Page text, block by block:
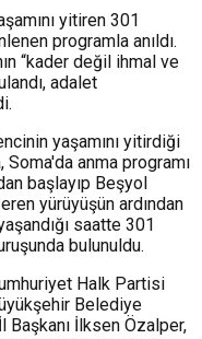
yitiren 301
programla anıldı.
“kader değil ihmal ve
adalet
yaşamını yitirdiği
Soma'da anma programı
başlayıp Beşyol
yürüyüşün ardından
saatte 301
bulunuldu.
Halk Partisi
Belediye
Başkanı İlksen Özalper,